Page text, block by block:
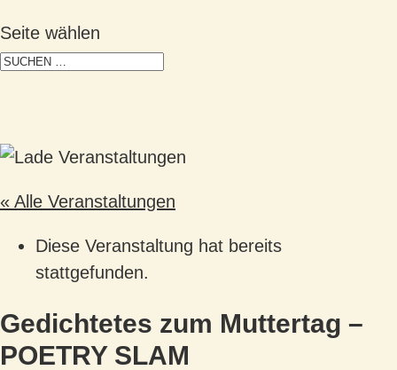
Seite wählen
« Alle Veranstaltungen
Diese Veranstaltung hat bereits
stattgefunden.
Gedichtetes zum Muttertag –
POETRY SLAM